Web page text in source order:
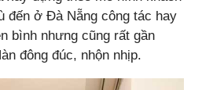
đến ở Đà Nẵng công tác hay
bình nhưng cũng rất gần
đông đúc, nhộn nhịp.